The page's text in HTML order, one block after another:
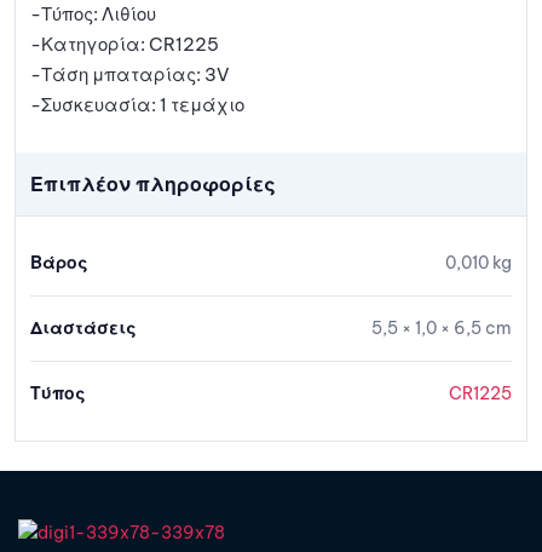
-Τύπος: Λιθίου
-Κατηγορία: CR1225
-Τάση μπαταρίας: 3V
-Συσκευασία: 1 τεμάχιο
Επιπλέον πληροφορίες
Βάρος 0,010 kg
Διαστάσεις 5,5 × 1,0 × 6,5 cm
Τύπος CR1225